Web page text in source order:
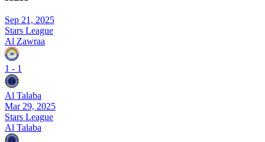
Sep 21, 2025
Stars League
Al Zawraa
1 - 1
Al Talaba
Mar 29, 2025
Stars League
Al Talaba